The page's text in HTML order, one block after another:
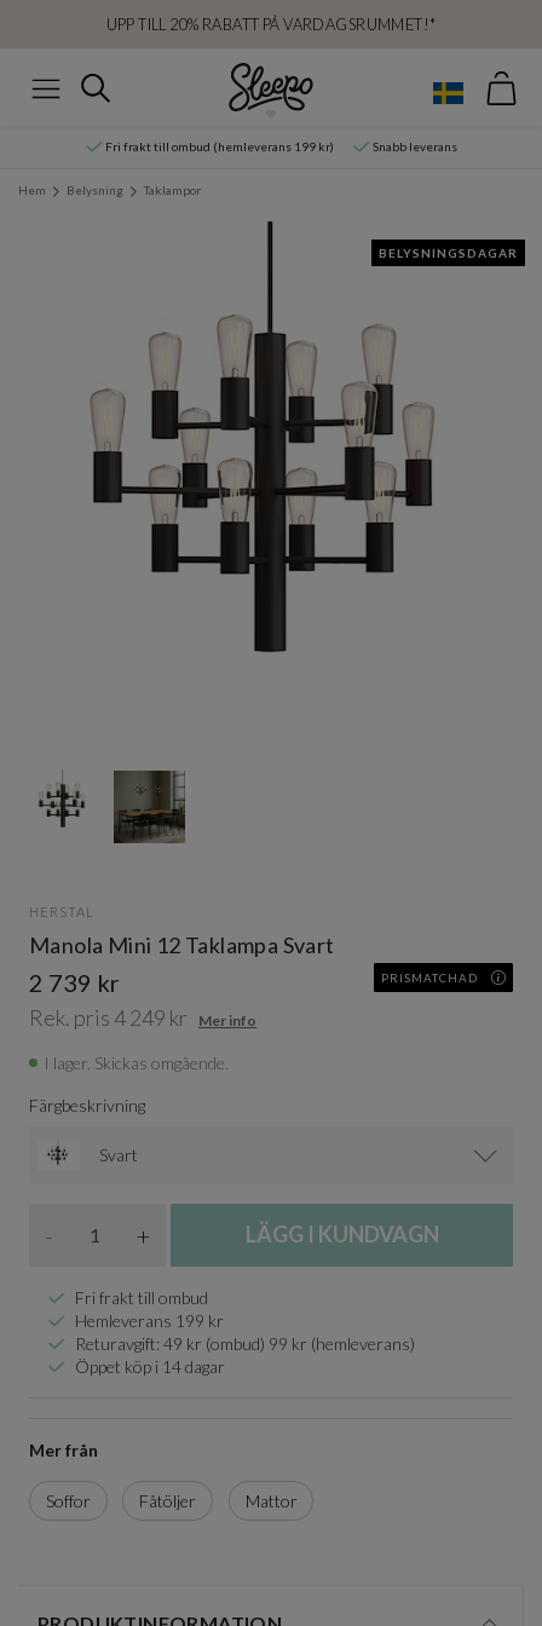
UPP TILL 20% RABATT PÅ VARDAGSRUMMET!*
Sök
Fri frakt till ombud (hemleverans 199 kr) Snabb leverans
Hem Belysning Taklampor
of
BELYSNINGSDAGAR
HERSTAL
Manola Mini 12 Taklampa Svart
2 739 kr PRISMATCHAD
Rek. pris 4 249 kr Mer info
I lager. Skickas omgående.
Färgbeskrivning
Svart
- + LÄGG I KUNDVAGN
Fri frakt till ombud
Hemleverans 199 kr
Returavgift: 49 kr (ombud) 99 kr (hemleverans)
Öppet köp i 14 dagar
Mer från
Soffor Fåtöljer Mattor